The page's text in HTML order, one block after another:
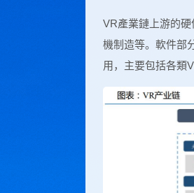
VR產業鏈上游的
機制造等。軟件部
用，主要包括各類